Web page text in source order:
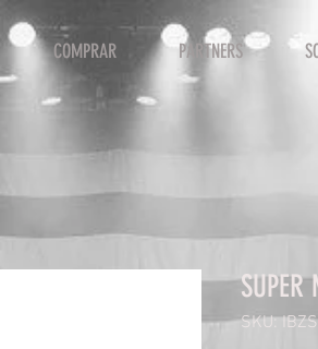
COMPRAR PARTNERS
SKU: